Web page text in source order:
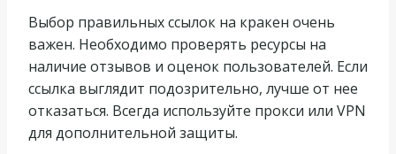
Выбор правильных ссылок на кракен очень
важен. Необходимо проверять ресурсы на
наличие отзывов и оценок пользователей. Если
ссылка выглядит подозрительно, лучше от нее
отказаться. Всегда используйте прокси или VPN
для дополнительной защиты.